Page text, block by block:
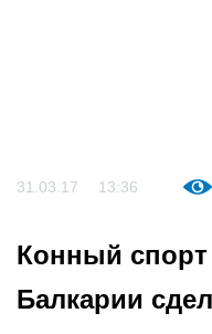
31.03.17 13:36
Конный
Балкарии